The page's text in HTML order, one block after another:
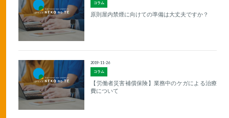
コラム
原則屋内禁煙に向けての準備は大丈夫ですか？
コラム
2019-11-26
【労働者災害補償保険】業務中のケガによる治療
費について